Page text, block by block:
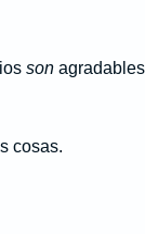
son
cosas.